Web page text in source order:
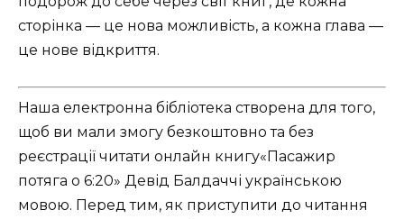
сторінка — це нова можливість, а кожна глава —
це нове відкриття.
Наша електронна бібліотека створена для того,
щоб ви мали змогу безкоштовно та без
реєстрації читати онлайн книгу«Пасажир
потяга о 6:20» Девід Балдаччі українською
мовою. Перед тим, як приступити до читання